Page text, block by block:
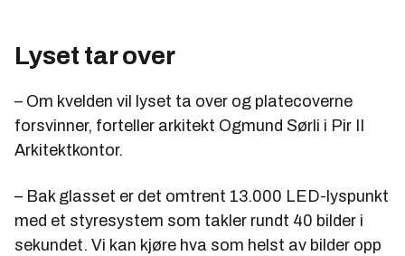
Lyset tar over
– Om kvelden vil lyset ta over og platecoverne
forsvinner, forteller arkitekt Ogmund Sørli i Pir II
Arkitektkontor.
– Bak glasset er det omtrent 13.000 LED-lyspunkt
med et styresystem som takler rundt 40 bilder i
sekundet. Vi kan kjøre hva som helst av bilder opp